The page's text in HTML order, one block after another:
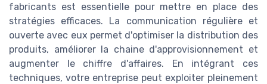
fabricants est essentielle pour mettre en place des
stratégies efficaces. La communication régulière et
ouverte avec eux permet d'optimiser la distribution des
produits, améliorer la chaine d'approvisionnement et
augmenter le chiffre d'affaires. En intégrant ces
techniques, votre entreprise peut exploiter pleinement